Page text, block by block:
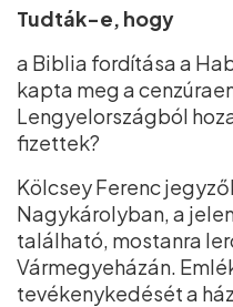
Tudták-e, hogy
a Biblia fordítása a
kapta meg a
Lengyelországból
fizettek?
Kölcsey Ferenc
Nagykárolyban, a
található, mostanra
Vármegyeházán.
tevékenykedését a